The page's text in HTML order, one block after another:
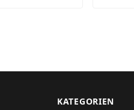
KATEGORIEN